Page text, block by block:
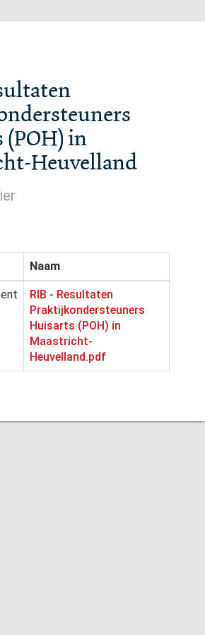
in
Heuvelland
Naam
RIB - Resultaten
Praktijkondersteuners
Huisarts (POH) in
Maastricht-
Heuvelland.pdf